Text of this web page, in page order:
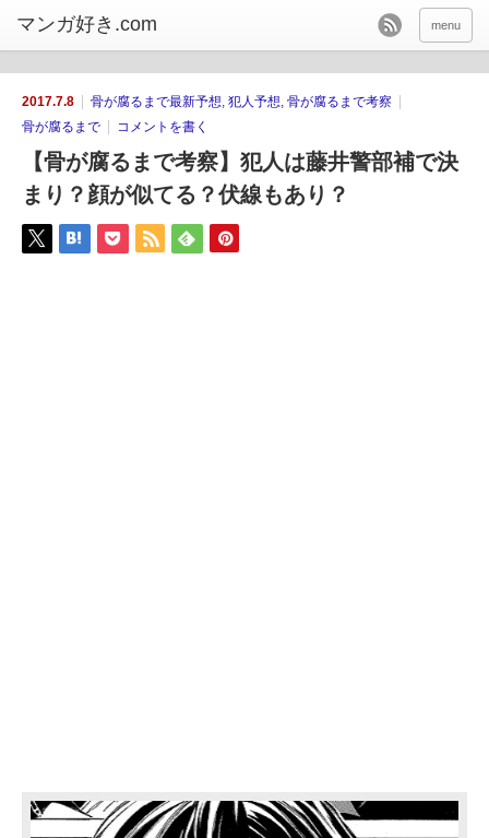
menu
2017.7.8 骨が腐るまで最新予想, 犯人予想, 骨が腐るまで考察
骨が腐るまで
コメントを書く
【骨が腐るまで考察】犯人は藤井警部補で決
まり？顔が似てる？伏線もあり？